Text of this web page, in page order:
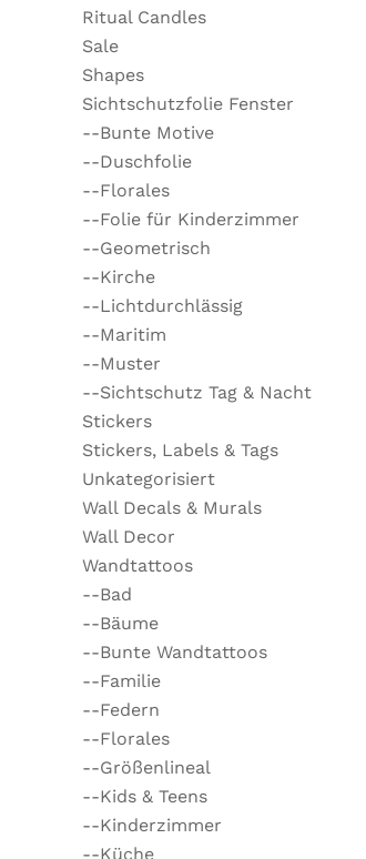
Ritual Candles
Sale
Shapes
Sichtschutzfolie Fenster
--Bunte Motive
--Duschfolie
--Florales
--Folie für Kinderzimmer
--Geometrisch
--Kirche
--Lichtdurchlässig
--Maritim
--Muster
--Sichtschutz Tag & Nacht
Stickers
Stickers, Labels & Tags
Unkategorisiert
Wall Decals & Murals
Wall Decor
Wandtattoos
--Bad
--Bäume
--Bunte Wandtattoos
--Familie
--Federn
--Florales
--Größenlineal
--Kids & Teens
--Kinderzimmer
--Küche